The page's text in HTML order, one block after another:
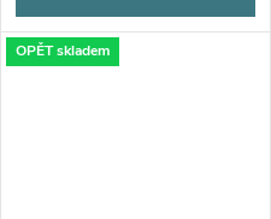
OPĚT skladem